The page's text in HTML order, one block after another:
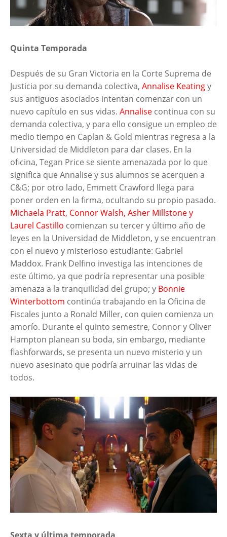
Quinta Temporada
Después de su Gran Victoria en la Corte Suprema de
Justicia por su demanda colectiva, Annalise Keatingy
sus antiguos asociados intentan comenzar con un
nuevo capítulo en sus vidas. Annalise continua con su
demanda colectiva, y para ello consigue un empleo de
medio tiempo en Caplan & Gold mientras regresa a la
Universidad de Middleton para dar clases. En la
oficina, Tegan Price se siente amenazada por lo que
significa que Annalise y sus alumnos se acerquen a
C&G; por otro lado, Emmett Crawford llega para
poner orden en la firma, ocultando su propio pasado.
Michaela Pratt, Connor Walsh, Asher Millstone y
Laurel Castillo comienzan su tercer y último año de
leyes en la Universidad de Middleton, y se encuentran
con el nuevo y misterioso estudiante: Gabriel
Maddox. Frank Delfino investiga las intenciones de
este último, ya que podría representar una posible
amenaza a la tranquilidad del grupo; y Bonnie
Winterbottom continúa trabajando en la Oficina de
Fiscales junto a Ronald Miller, con quien comienza un
amorío. Durante el quinto semestre, Connor y Oliver
Hampton planean su boda, sin embargo, mediante
flashforwards, se presenta un nuevo misterio y un
nuevo asesinato que podría arruinar las vidas de
todos.